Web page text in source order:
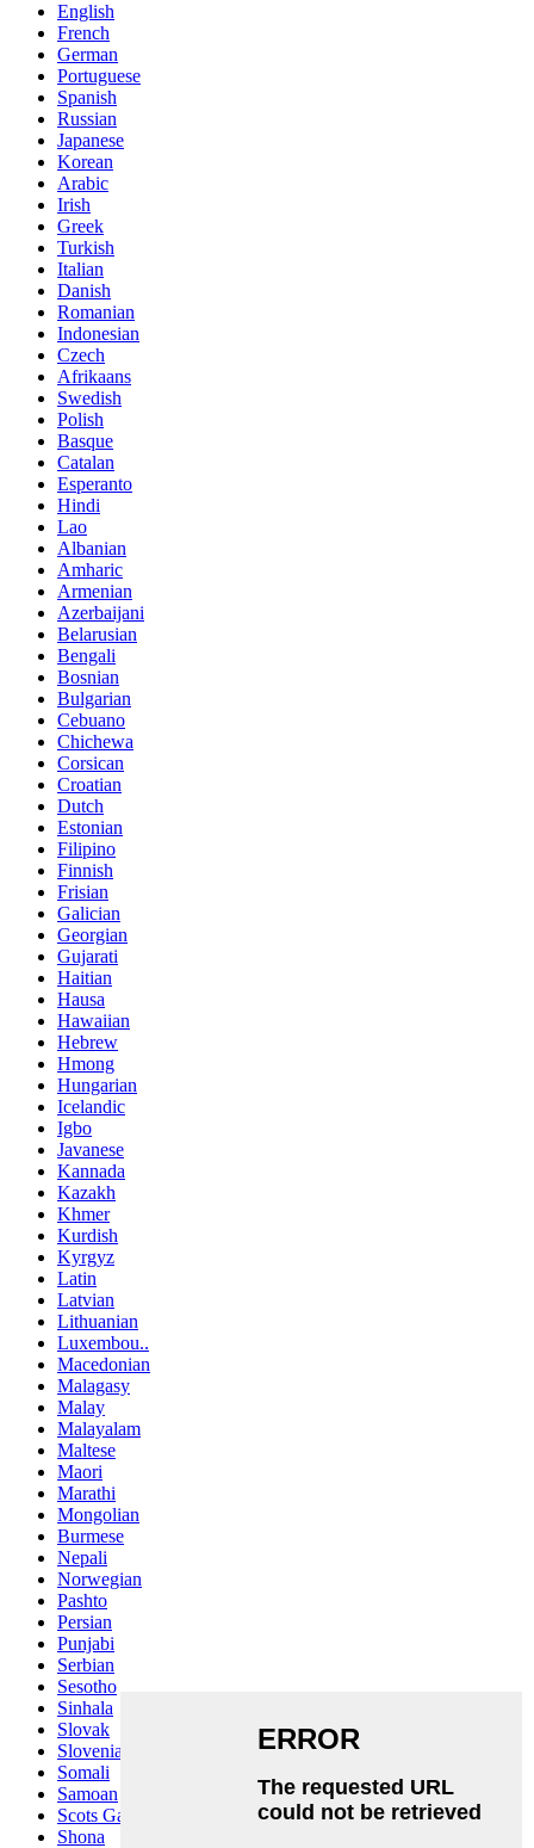
English
French
German
Portuguese
Spanish
Russian
Japanese
Korean
Arabic
Irish
Greek
Turkish
Italian
Danish
Romanian
Indonesian
Czech
Afrikaans
Swedish
Polish
Basque
Catalan
Esperanto
Hindi
Lao
Albanian
Amharic
Armenian
Azerbaijani
Belarusian
Bengali
Bosnian
Bulgarian
Cebuano
Chichewa
Corsican
Croatian
Dutch
Estonian
Filipino
Finnish
Frisian
Galician
Georgian
Gujarati
Haitian
Hausa
Hawaiian
Hebrew
Hmong
Hungarian
Icelandic
Igbo
Javanese
Kannada
Kazakh
Khmer
Kurdish
Kyrgyz
Latin
Latvian
Lithuanian
Luxembou..
Macedonian
Malagasy
Malay
Malayalam
Maltese
Maori
Marathi
Mongolian
Burmese
Nepali
Norwegian
Pashto
Persian
Punjabi
Serbian
Sesotho
Sinhala
Slovak
Slovenian
Somali
Samoan
Scots Gaelic
Shona